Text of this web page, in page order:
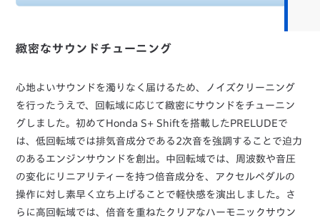
緻密なサウンドチューニング
心地よいサウンドを濁りなく届けるため、ノイズクリーニング
を行ったうえで、回転域に応じて緻密にサウンドをチューニン
グしました。初めてHonda S+ Shiftを搭載したPRELUDEで
は、低回転域では排気音成分である2次音を強調することで迫力
のあるエンジンサウンドを創出。中回転域では、周波数や音圧
の変化にリニアリティーを持つ倍音成分を、アクセルペダルの
操作に対し素早く立ち上げることで軽快感を演出しました。さ
らに高回転域では、倍音を重ねたクリアなハーモニックサウン